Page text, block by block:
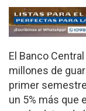
El Banco
millones de
primer
un 5% más que